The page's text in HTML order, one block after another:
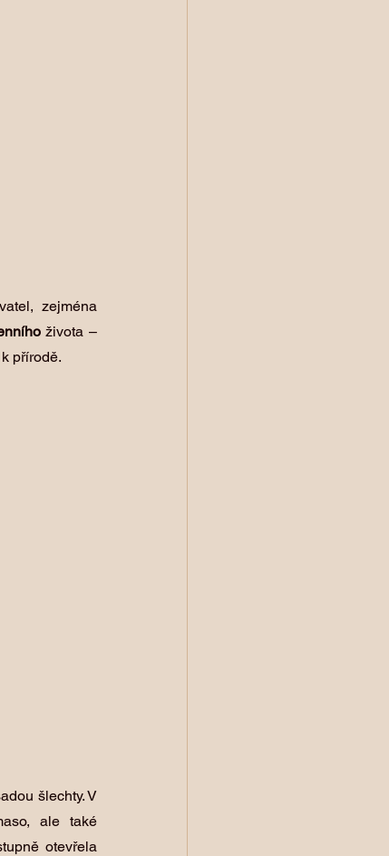
zejména
života –
přírodě.
šlechty. V
ale také
otevřela